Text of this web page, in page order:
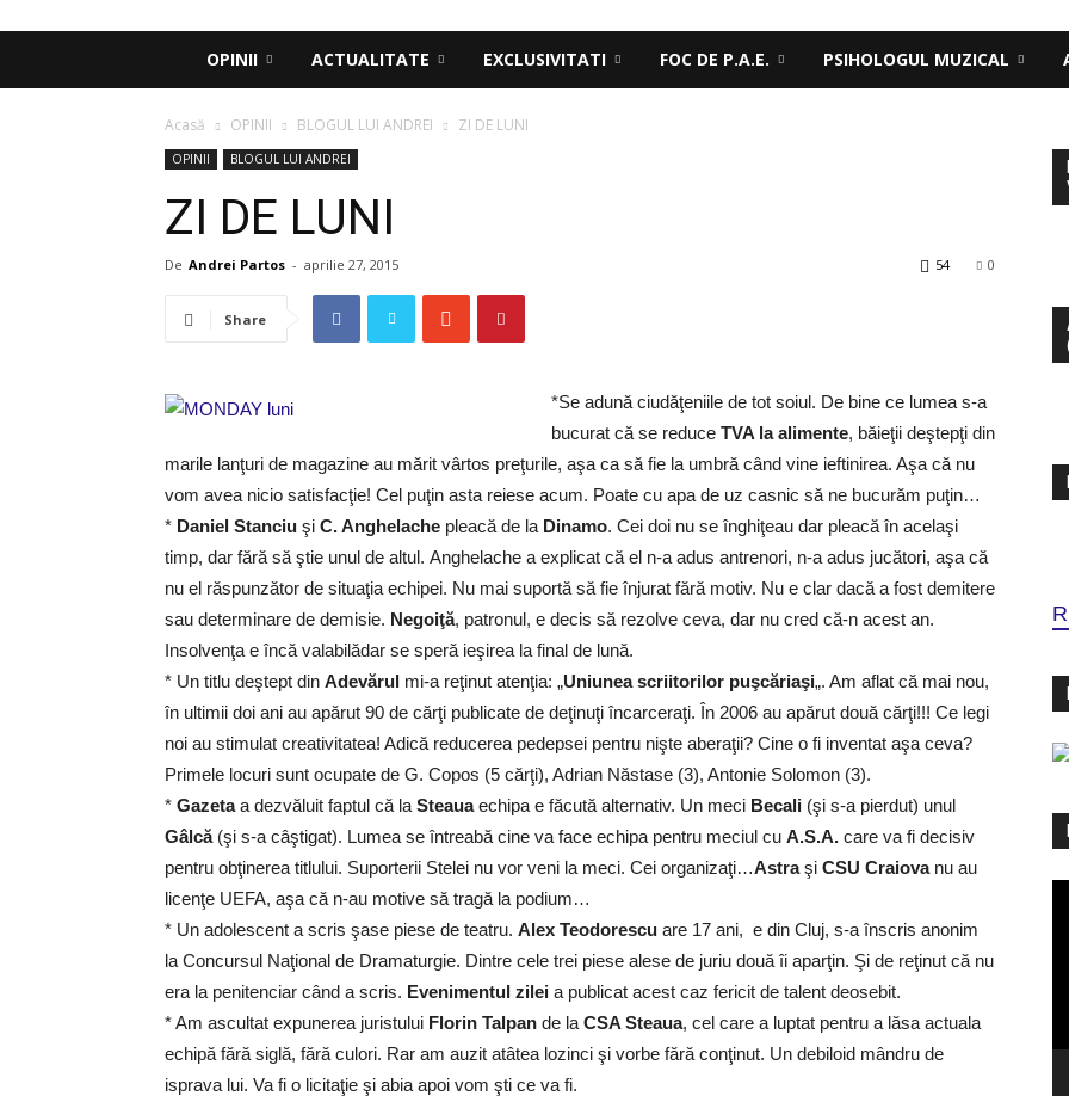
OPINII ACTUALITATE EXCLUSIVITATI FOC DE P.A.E. PSIHOLOGUL MUZICAL
Acasă OPINII BLOGUL LUI ANDREI ZI DE LUNI
OPINII BLOGUL LUI ANDREI
ZI DE LUNI
De Andrei Partos - aprilie 27, 2015 0
54
Share
*Se adună ciudăţeniile de tot soiul. De bine ce lumea s-a
bucurat că se reduce TVA la alimente, băieţii deştepţi din
marile lanţuri de magazine au mărit vârtos preţurile, aşa ca să fie la umbră când vine ieftinirea. Aşa că nu
vom avea nicio satisfacţie! Cel puţin asta reiese acum. Poate cu apa de uz casnic să ne bucurăm puţin…
* Daniel Stanciu şi C. Anghelache pleacă de la Dinamo. Cei doi nu se înghiţeau dar pleacă în acelaşi
timp, dar fără să ştie unul de altul. Anghelache a explicat că el n-a adus antrenori, n-a adus jucători, aşa că
nu el răspunzător de situaţia echipei. Nu mai suportă să fie înjurat fără motiv. Nu e clar dacă a fost demitere
sau determinare de demisie. Negoiţă, patronul, e decis să rezolve ceva, dar nu cred că-n acest an.
Insolvenţa e încă valabilădar se speră ieşirea la final de lună.
* Un titlu deştept din Adevărul mi-a reţinut atenţia: „Uniunea scriitorilor puşcăriaşi„. Am aflat că mai nou,
în ultimii doi ani au apărut 90 de cărţi publicate de deţinuţi încarceraţi. În 2006 au apărut două cărţi!!! Ce legi
noi au stimulat creativitatea! Adică reducerea pedepsei pentru nişte aberaţii? Cine o fi inventat aşa ceva?
Primele locuri sunt ocupate de G. Copos (5 cărţi), Adrian Năstase (3), Antonie Solomon (3).
* Gazetaa dezvăluit faptul că la Steauaechipa e făcută alternativ. Un meci Becali (şi s-a pierdut) unul
Gâlcă(şi s-a câştigat). Lumea se întreabă cine va face echipa pentru meciul cu A.S.A. care va fi decisiv
pentru obţinerea titlului. Suporterii Stelei nu vor veni la meci. Cei organizaţi…Astraşi CSU Craiovanu au
licenţe UEFA, aşa că n-au motive să tragă la podium…
* Un adolescent a scris şase piese de teatru. Alex Teodorescu are 17 ani, e din Cluj, s-a înscris anonim
la Concursul Naţional de Dramaturgie. Dintre cele trei piese alese de juriu două îi aparţin. Şi de reţinut că nu
era la penitenciar când a scris. Evenimentul zilei a publicat acest caz fericit de talent deosebit.
* Am ascultat expunerea juristului Florin Talpan de la CSA Steaua, cel care a luptat pentru a lăsa actuala
echipă fără siglă, fără culori. Rar am auzit atâtea lozinci şi vorbe fără conţinut. Un debiloid mândru de
isprava lui. Va fi o licitaţie şi abia apoi vom şti ce va fi.